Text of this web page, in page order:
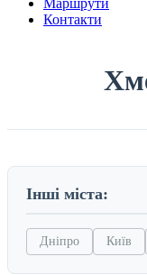
Маршрути
Контакти
Інші міста:
Дніпро Київ